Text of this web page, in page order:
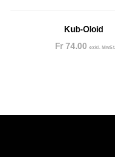
Kub-Oloid
Fr74.00 exkl. MwSt.